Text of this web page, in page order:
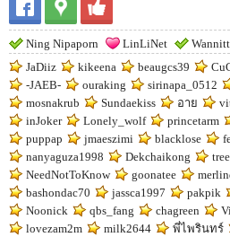
Ning Nipaporn LinLiNet
JaDiiz
kikeena beaugcs39
-JAEB-
ouraking sirinapa_0512
mosnakrub
Sundaekiss อาย
inJoker
Lonely_wolf princetarm
puppap
jmaeszimi blacklose
nanyaguza1998
Dekchaikong
NeedNotToKnow
goonatee
bashondac70
jassca1997 pakpik
Noonick
qbs_fang chagreen
lovezam2m
milk2644 พี่ไพรินทร์